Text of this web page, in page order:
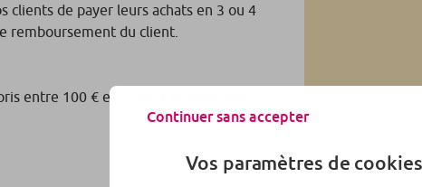
clients de payer leurs achats en 3 ou 4
remboursement du client.
entre 100 € et 3 000 € et payé avec
Continuer sans accepter
Vos paramètres de cookies